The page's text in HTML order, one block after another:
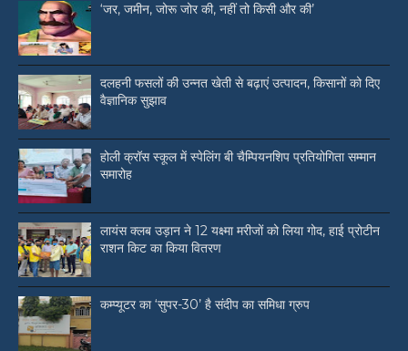
‘जर, जमीन, जोरू जोर की, नहीं तो किसी और की’
दलहनी फसलों की उन्नत खेती से बढ़ाएं उत्पादन, किसानों को दिए
वैज्ञानिक सुझाव
होली क्रॉस स्कूल में स्पेलिंग बी चैम्पियनशिप प्रतियोगिता सम्मान
समारोह
लायंस क्लब उड़ान ने 12 यक्ष्मा मरीजों को लिया गोद, हाई प्रोटीन
राशन किट का किया वितरण
कम्प्यूटर का ‘सुपर-30’ है संदीप का समिधा ग्रुप